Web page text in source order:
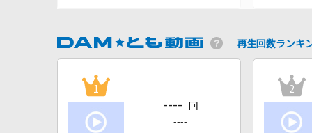
再生回数ランキ
1
---- 回
----
2